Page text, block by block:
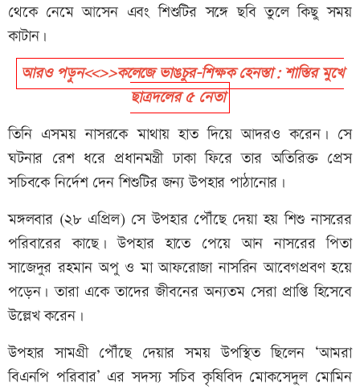
থেকে নেমে আসেন এবং শিশুটির সঙ্গে ছবি তুলে কিছু সময়
কাটান।
আরও পড়ুন<<>>কলেজে ভাঙচুর-শিক্ষক হেনস্তা: শাস্তির মুখে
ছাত্রদলের ৫ নেতা
তিনি এসময় নাসরকে মাথায় হাত দিয়ে আদরও করেন। সে
ঘটনার রেশ ধরে প্রধানমন্ত্রী ঢাকা ফিরে তার অতিরিক্ত প্রেস
সচিবকে নির্দেশ দেন শিশুটির জন্য উপহার পাঠানোর।
মঙ্গলবার (২৮ এপ্রিল) সে উপহার পৌঁছে দেয়া হয় শিশু নাসরের
পরিবারের কাছে। উপহার হাতে পেয়ে আন নাসরের পিতা
সাজেদুর রহমান অপু ও মা আফরোজা নাসরিন আবেগপ্রবণ হয়ে
পড়েন। তারা একে তাদের জীবনের অন্যতম সেরা প্রাপ্তি হিসেবে
উল্লেখ করেন।
উপহার সামগ্রী পৌঁছে দেয়ার সময় উপস্থিত ছিলেন ‘আমরা
বিএনপি পরিবার’ এর সদস্য সচিব কৃষিবিদ মোকসেদুল মোমিন